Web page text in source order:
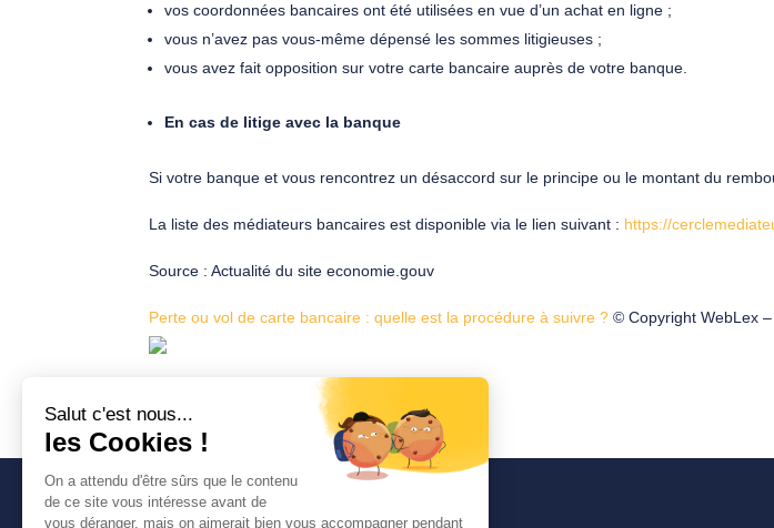
vos coordonnées bancaires ont été utilisées en vue d’un achat en ligne ;
vous n’avez pas vous-même dépensé les sommes litigieuses ;
vous avez fait opposition sur votre carte bancaire auprès de votre banque.
En cas de litige avec la banque
Si votre banque et vous rencontrez un désaccord sur le principe ou le montant du
La liste des médiateurs bancaires est disponible via le lien suivant : https://
Source : Actualité du site economie.gouv
Perte ou vol de carte bancaire : quelle est la procédure à suivre ? © Copyright WebLex –